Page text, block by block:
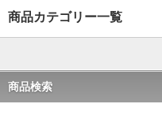
商品カテゴリー一覧
商品検索